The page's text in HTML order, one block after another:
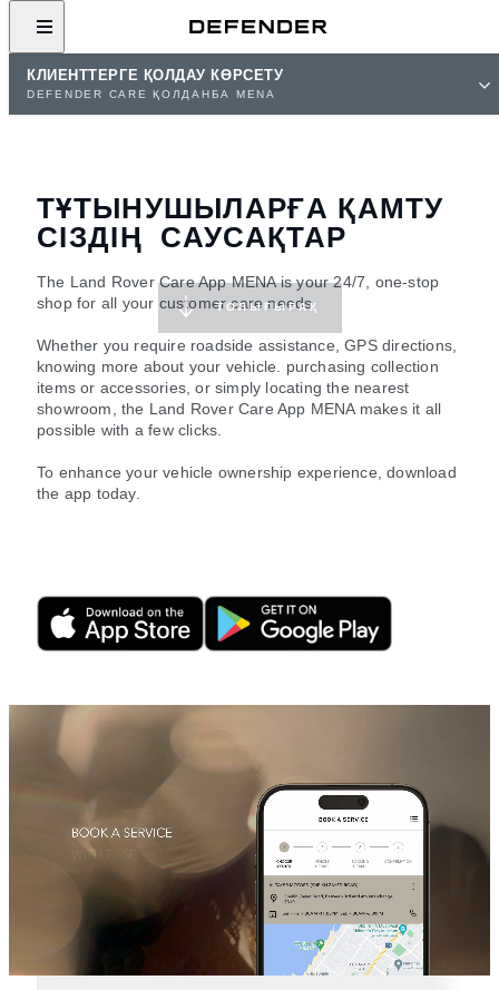
КЛИЕНТТЕРГЕ ҚОЛДАУ КӨРСЕТУ
DEFENDER CARE ҚОЛДАНБА MENA
ТОЛЫҒЫРАҚ
ТҰТЫНУШЫЛАРҒА ҚАМТУ
СІЗДІҢ САУСАҚТАР
The Land Rover Care App MENA is your 24/7, one-stop
shop for all your customer care needs.
Whether you require roadside assistance, GPS directions,
knowing more about your vehicle. purchasing collection
items or accessories, or simply locating the nearest
showroom, the Land Rover Care App MENA makes it all
possible with a few clicks.
To enhance your vehicle ownership experience, download
the app today.